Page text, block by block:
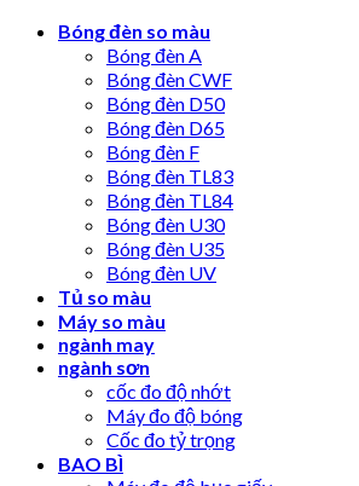
Skip
Bóng đèn so màu
Bóng đèn A
Bóng đèn CWF
Bóng đèn D50
Bóng đèn D65
Bóng đèn F
Bóng đèn TL83
Bóng đèn TL84
Bóng đèn U30
Bóng đèn U35
Bóng đèn UV
Tủ so màu
Máy so màu
ngành may
ngành sơn
cốc đo độ nhớt
Máy đo độ bóng
Cốc đo tỷ trọng
BAO BÌ